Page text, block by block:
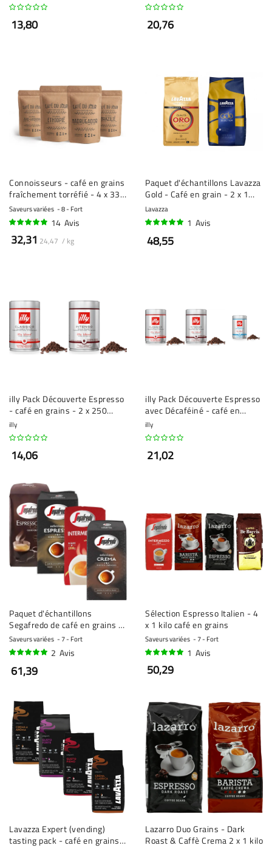
13,80 20,76
Connoisseurs - café en grains
fraîchement torréfié - 4 x 330
g
Saveurs variées 8 - Fort
14 Avis
32,31 24,47 / kg
Paquet d'échantillons Lavazza
Gold - Café en grain - 2 x 1
kilo
Lavazza
1 Avis
48,55
illy Pack Découverte Espresso
- café en grains - 2 x 250
grammes
illy
14,06
illy Pack Découverte Espresso
avec Décaféiné - café en
grains - 3 x 250 grammes
illy
21,02
Paquet d'échantillons
Segafredo de café en grains 4
x 1 kilo
Saveurs variées 7 - Fort
2 Avis
61,39
Sélection Espresso Italien - 4
x 1 kilo café en grains
Saveurs variées 7 - Fort
1 Avis
50,29
Lavazza Expert (vending)
tasting pack - café en grains -
Lazarro Duo Grains - Dark
Roast & Caffè Crema 2 x 1 kilo